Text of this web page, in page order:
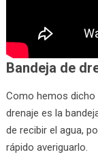
Bandeja de
Como hemos dicho
drenaje es la
de recibir el agua,
rápido averiguarlo.